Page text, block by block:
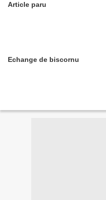
Article paru
Echange de biscornu